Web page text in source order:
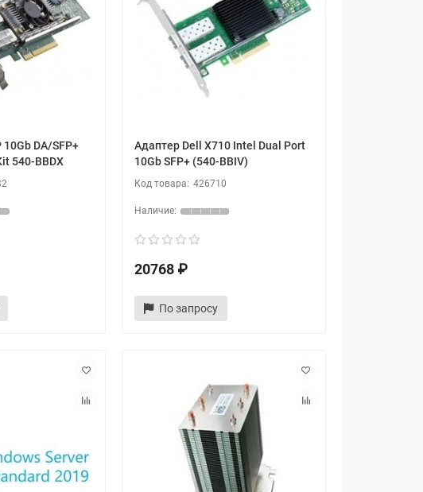
DA/SFP+
540-BBDX
Адаптер Dell X710 Intel Dual Port
10Gb SFP+ (540-BBIV)
426710
20768 ₽
По запросу